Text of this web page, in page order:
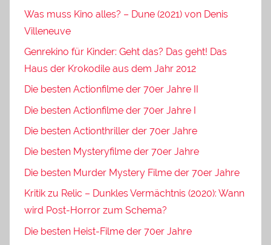
Was muss Kino alles? – Dune (2021) von Denis
Villeneuve
Genrekino für Kinder: Geht das? Das geht! Das
Haus der Krokodile aus dem Jahr 2012
Die besten Actionfilme der 70er Jahre II
Die besten Actionfilme der 70er Jahre I
Die besten Actionthriller der 70er Jahre
Die besten Mysteryfilme der 70er Jahre
Die besten Murder Mystery Filme der 70er Jahre
Kritik zu Relic – Dunkles Vermächtnis (2020): Wann
wird Post-Horror zum Schema?
Die besten Heist-Filme der 70er Jahre